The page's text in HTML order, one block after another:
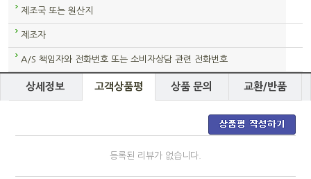
제조국 또는 원산지
제조자
A/S 책임자와 전화번호 또는 소비자상담 관련 전화번호
상세정보 고객상품평 상품 문의 교환/반품
등록된 리뷰가 없습니다.